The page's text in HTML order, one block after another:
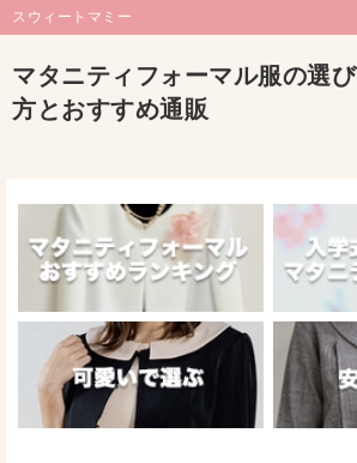
スウィートマミー
マタニティフォーマル服の選び
方とおすすめ通販